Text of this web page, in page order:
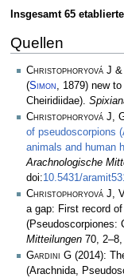
Insgesamt 65
Quellen
Christophoryová J
(Simon , 1879) new
Cheiridiidae).
Christophoryová J,
of pseudoscorpions
animals and human
Arachnologische
doi:10.5431/
Christophoryová J,
a gap: First record
(Pseudoscorpiones:
Mitteilungen 70,
Gardini G (2014):
(Arachnida,